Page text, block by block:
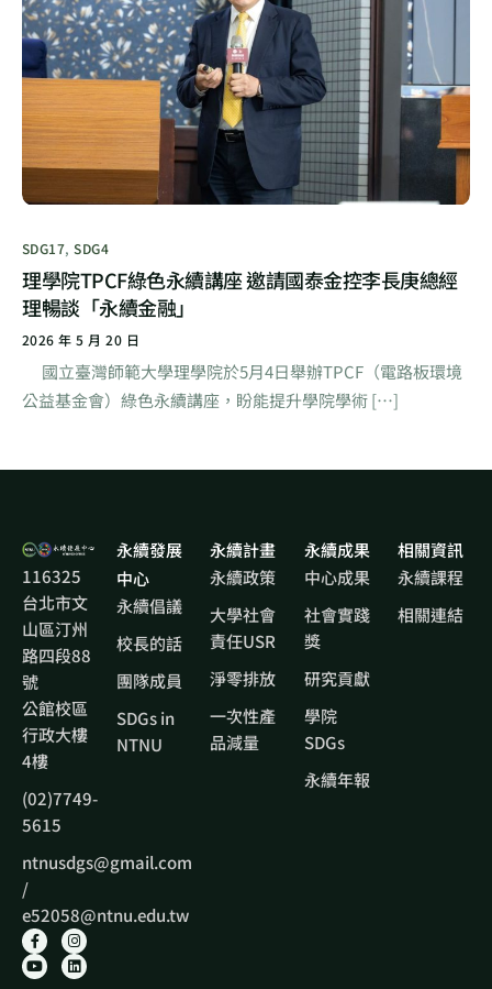
SDG17,SDG4
理學院TPCF綠色永續講座 邀請國泰金控李長庚總經
理暢談「永續金融」
2026 年 5 月 20 日
國立臺灣師範大學理學院於5月4日舉辦TPCF（電路板環境
公益基金會）綠色永續講座，盼能提升學院學術 […]
116325
台北市文
山區汀州
路四段88
號
公館校區
行政大樓
4樓
(02)7749-
5615
ntnusdgs@gmail.com
/
e52058@ntnu.edu.tw
永續發展
中心
永續倡議
校長的話
團隊成員
SDGs in
NTNU
永續計畫
永續政策
大學社會
責任USR
淨零排放
一次性產
品減量
永續成果
中心成果
社會實踐
獎
研究貢獻
學院
SDGs
永續年報
相關資訊
永續課程
相關連結